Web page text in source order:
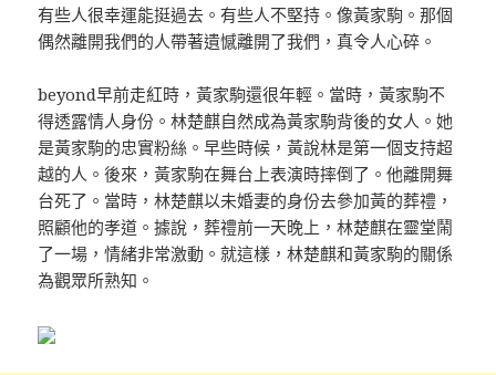
有些人很幸運能挺過去。有些人不堅持。像黃家駒。那個
偶然離開我們的人帶著遺憾離開了我們，真令人心碎。
beyond早前走紅時，黃家駒還很年輕。當時，黃家駒不
得透露情人身份。林楚麒自然成為黃家駒背後的女人。她
是黃家駒的忠實粉絲。早些時候，黃說林是第一個支持超
越的人。後來，黃家駒在舞台上表演時摔倒了。他離開舞
台死了。當時，林楚麒以未婚妻的身份去參加黃的葬禮，
照顧他的孝道。據說，葬禮前一天晚上，林楚麒在靈堂鬧
了一場，情緒非常激動。就這樣，林楚麒和黃家駒的關係
為觀眾所熟知。